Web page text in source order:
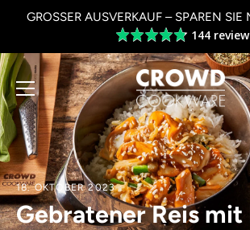
GROSSER AUSVERKAUF – SPAREN
Average
rating
4.8
out
of
5
144
18. OKTOBER 2023
Gebratener Reis mit